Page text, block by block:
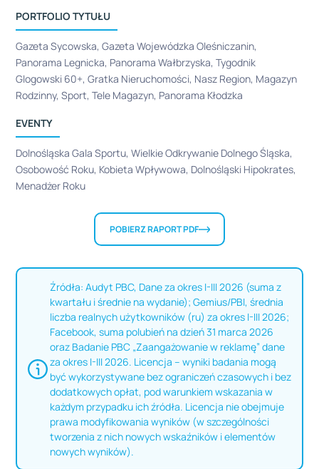
PORTFOLIO TYTUŁU
Gazeta Sycowska, Gazeta Wojewódzka Oleśniczanin,
Panorama Legnicka, Panorama Wałbrzyska, Tygodnik
Glogowski 60+, Gratka Nieruchomości, Nasz Region, Magazyn
Rodzinny, Sport, Tele Magazyn, Panorama Kłodzka
EVENTY
Dolnośląska Gala Sportu, Wielkie Odkrywanie Dolnego Śląska,
Osobowość Roku, Kobieta Wpływowa, Dolnośląski Hipokrates,
Menadżer Roku
POBIERZ RAPORT PDF
Źródła: Audyt PBC, Dane za okres I-III 2026 (suma z
kwartału i średnie na wydanie); Gemius/PBI, średnia
liczba realnych użytkowników (ru) za okres I-III 2026;
Facebook, suma polubień na dzień 31 marca 2026
oraz Badanie PBC „Zaangażowanie w reklamę” dane
za okres I-III 2026. Licencja – wyniki badania mogą
być wykorzystywane bez ograniczeń czasowych i bez
dodatkowych opłat, pod warunkiem wskazania w
każdym przypadku ich źródła. Licencja nie obejmuje
prawa modyfikowania wyników (w szczególności
tworzenia z nich nowych wskaźników i elementów
nowych wyników).